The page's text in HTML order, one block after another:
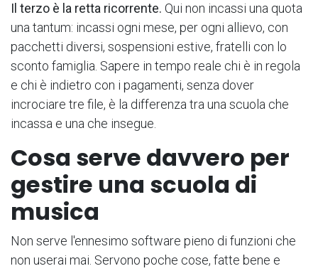
Il terzo è la retta ricorrente. Qui non incassi una quota
una tantum: incassi ogni mese, per ogni allievo, con
pacchetti diversi, sospensioni estive, fratelli con lo
sconto famiglia. Sapere in tempo reale chi è in regola
e chi è indietro con i pagamenti, senza dover
incrociare tre file, è la differenza tra una scuola che
incassa e una che insegue.
Cosa serve davvero per
gestire una scuola di
musica
Non serve l'ennesimo software pieno di funzioni che
non userai mai. Servono poche cose, fatte bene e